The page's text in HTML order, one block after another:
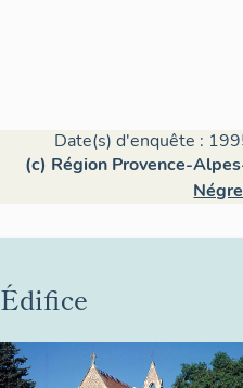
Date(s) d'enquête :
(c) Région Provence-
Édifice